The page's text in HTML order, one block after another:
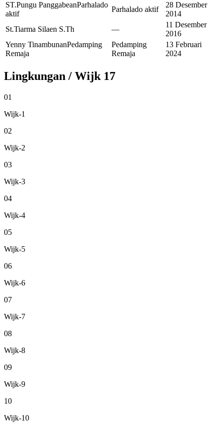
ST.Pungu PanggabeanParhalado
aktif
Parhalado aktif
28 Desember
2014
St.Tiarma Silaen S.Th
—
11 Desember
2016
Yenny TinambunanPedamping
Remaja
Pedamping
Remaja
13 Februari
2024
Lingkungan / Wijk 17
01
Wijk-1
02
Wijk-2
03
Wijk-3
04
Wijk-4
05
Wijk-5
06
Wijk-6
07
Wijk-7
08
Wijk-8
09
Wijk-9
10
Wijk-10